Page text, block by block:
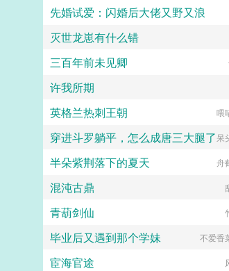
先婚试爱：闪婚后大佬又野又浪
灭世龙崽有什么错
三百年前未见卿
许我所期
英格兰热刺王朝 喂
穿进斗罗躺平，怎么成唐三大腿了呆
半朵紫荆落下的夏天 舟
混沌古鼎
青葫剑仙
毕业后又遇到那个学妹 不爱香
宦海官途